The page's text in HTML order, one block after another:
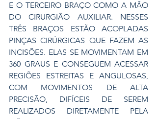
E O TERCEIRO BRAÇO COMO A MÃO
DO CIRURGIÃO AUXILIAR. NESSES
TRÊS BRAÇOS ESTÃO ACOPLADAS
PINÇAS CIRÚRGICAS QUE FAZEM AS
INCISÕES. ELAS SE MOVIMENTAM EM
360 GRAUS E CONSEGUEM ACESSAR
REGIÕES ESTREITAS E ANGULOSAS,
COM MOVIMENTOS DE ALTA
PRECISÃO, DIFÍCEIS DE SEREM
REALIZADOS DIRETAMENTE PELA